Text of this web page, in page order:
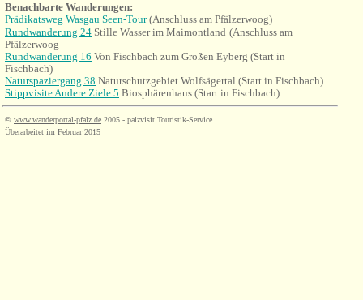
Benachbarte Wanderungen:
Prädikatsweg Wasgau Seen-Tour(Anschluss am Pfälzerwoog)
Rundwanderung 24 Stille Wasser im Maimontland (Anschluss am
Pfälzerwoog
Rundwanderung 16 Von Fischbach zum Großen Eyberg (Start in
Fischbach)
Naturspaziergang 38 Naturschutzgebiet Wolfsägertal (Start in Fischbach)
Stippvisite Andere Ziele 5 Biosphärenhaus (Start in Fischbach)
© www.wanderportal-pfalz.de 2005 - palzvisit Touristik-Service
Überarbeitet im Februar 2015